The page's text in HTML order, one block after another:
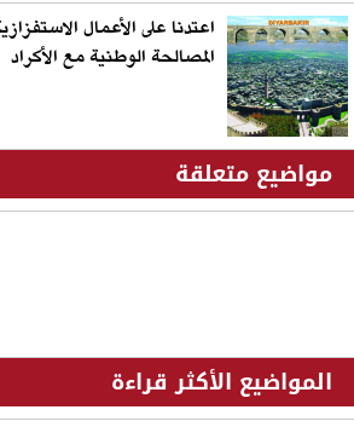
اعتدنا على الأعمال
المصالحة الوطنية مع الأكراد
مواضيع متعلقة
المواضيع الأكثر قراءة